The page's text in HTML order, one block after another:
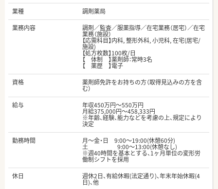
業種
調剤薬局
業務内容
調剤／監査／服薬指導／在宅業務（居宅）／在宅
業務（施設）
【応需科目】内科, 整形外科, 小児科, 在宅(居宅/
施設)
【処方枚数】100枚/日
【 体制 】薬剤師：常時3名
【 薬歴 】電子
資格
薬剤師免許をお持ちの方（取得見込みの方を含
む）
給与
年収450万円～550万円
月給375,000円～458,333円
※年齢、経験、能力などを考慮の上、規定により
決定
勤務時間
月～金・日 9:00～19:00(休憩60分)
土 9:00～13:00(休憩なし)
※週40時間を基本とする、1ヶ月単位の変形労
働制シフトを採用
休日
週休2日、有給休暇(法定通り)、年末年始休暇(4
日)、他